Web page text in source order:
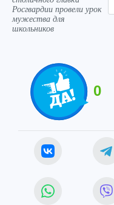
Росгвардии провели урок
мужества для
школьников
0